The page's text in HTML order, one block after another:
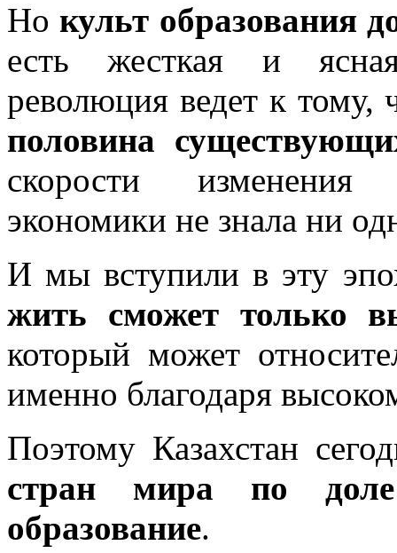
Нокульт образования
есть жесткая и
революция ведет к тому,
половина
скорости изменения
экономики не знала ни
И мы вступили в эту
жить сможет только
который может
именно благодаря
Поэтому Казахстан
стран мира по
образование.